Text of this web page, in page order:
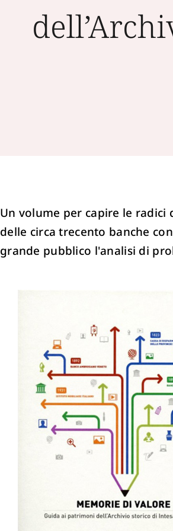
Un volume per capire le radici
delle circa trecento banche
grande pubblico l'analisi di